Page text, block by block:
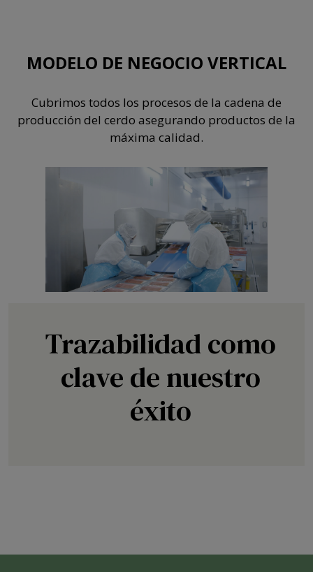
MODELO DE NEGOCIO VERTICAL
Cubrimos todos los procesos de la cadena de
producción del cerdo asegurando productos de la
máxima calidad.
Trazabilidad como
clave de nuestro
éxito